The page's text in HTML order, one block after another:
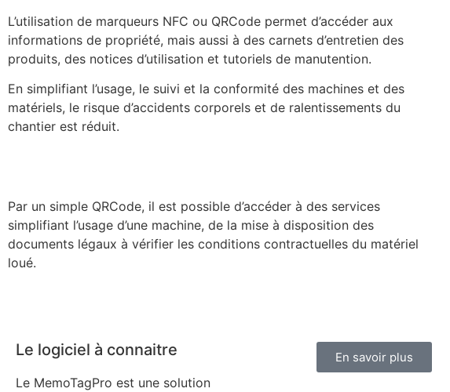
L’utilisation de marqueurs NFC ou QRCode permet d’accéder aux
informations de propriété, mais aussi à des carnets d’entretien des
produits, des notices d’utilisation et tutoriels de manutention.
En simplifiant l’usage, le suivi et la conformité des machines et des
matériels, le risque d’accidents corporels et de ralentissements du
chantier est réduit.
Par un simple QRCode, il est possible d’accéder à des services
simplifiant l’usage d’une machine, de la mise à disposition des
documents légaux à vérifier les conditions contractuelles du matériel
loué.
Le logiciel à connaitre
Le MemoTagPro est une solution
En savoir plus